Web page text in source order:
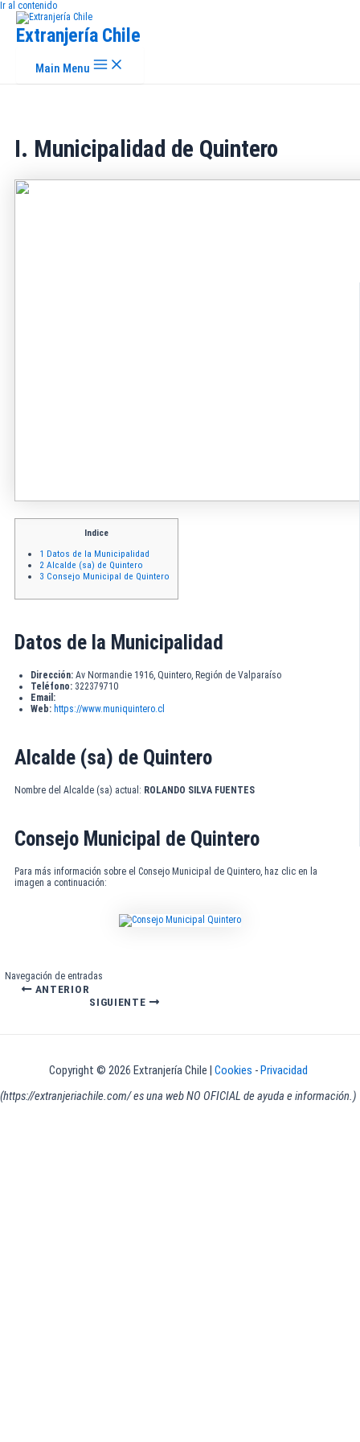
Ir al contenido
Extranjería Chile
Main Menu
I. Municipalidad de Quintero
Indice
1 Datos de la Municipalidad
2 Alcalde (sa) de Quintero
3 Consejo Municipal de Quintero
Datos de la Municipalidad
Dirección: Av Normandie 1916, Quintero, Región de Valparaíso
Teléfono: 322379710
Email:
Web: https://www.muniquintero.cl
Alcalde (sa) de Quintero
Nombre del Alcalde (sa) actual: ROLANDO SILVA FUENTES
Consejo Municipal de Quintero
Para más información sobre el Consejo Municipal de Quintero, haz clic en la
imagen a continuación:
Navegación de entradas
ANTERIOR
SIGUIENTE
Copyright © 2026 Extranjería Chile | Cookies -Privacidad
(https://extranjeriachile.com/ es una web NO OFICIAL de ayuda e información.)